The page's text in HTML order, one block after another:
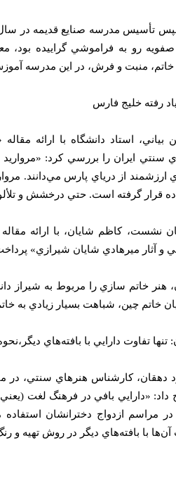
رو به فراموشي گراييده بود،
خاتم، منبت و فرش، در اين مدرسه
رفته خليج فارس
استاد دانشگاه با ارائه
سنتي ايران را بررسي كرد:
ارزشمند از درياي پارس مي‌دانند.
قرار گرفته است. حتي درخشش و
نشست، كاظم شايان، با ارائه
و آثار ميرهادي شايان شيرازي»
هنر خاتم سازي را مربوط به شيراز
خاتم چين، شباهت بسيار زيادي به
تنها تفاوت دارايي با بافته‌هاي
دهقان، كارشناس هنرهاي سنتي، در
داد: «دارايي بافي در فرهنگ لغت (يعني
در مراسم ازدواج دخترانشان
آن‌ها با بافته‌هاي ديگر در روش تهيه و